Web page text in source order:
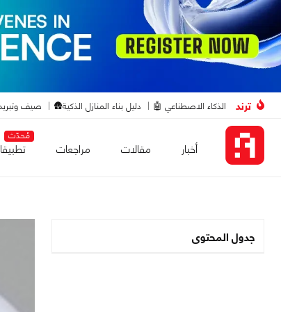
ترند الذكاء الاصطناعي 🤖 دليل بناء المنازل الذكية🛖 صيف
أخبار مقالات مراجعات
مُحدّث
جدول المحتوى